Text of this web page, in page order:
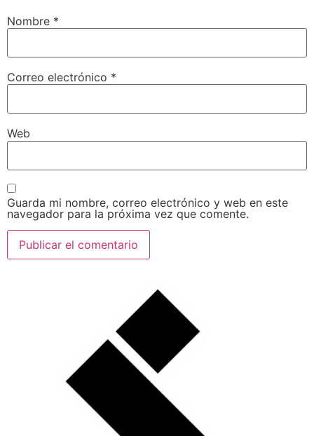
Nombre *
Correo electrónico *
Web
Guarda mi nombre, correo electrónico y web en este
navegador para la próxima vez que comente.